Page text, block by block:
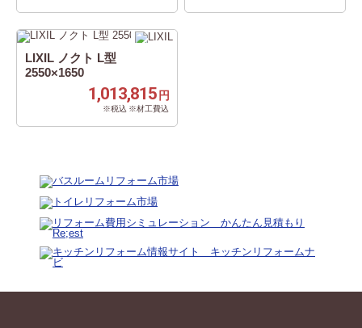
LIXIL ノクト L型
2550×1650
1,013,815円
※税込 ※材工費込